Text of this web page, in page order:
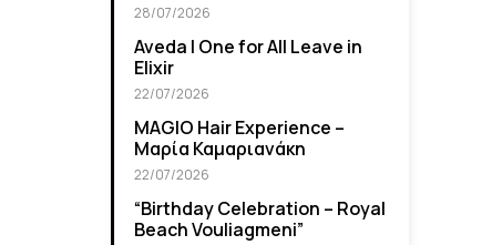
28/07/2026
Aveda I One for All Leave in
Elixir
22/07/2026
MAGIO Hair Experience –
Μαρία Καμαριανάκη
22/07/2026
“Βirthday Celebration – Royal
Beach Vouliagmeni”